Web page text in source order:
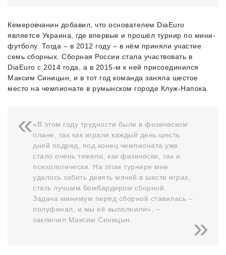
Кемеровчанин добавил, что основателем DiaEuro
является Украина, где впервые и прошёл турнир по мини-
футболу. Тогда – в 2012 году – в нём приняли участие
семь сборных. Сборная России стала участвовать в
DiaEuro c 2014 года, а в 2015-м к ней присоединился
Максим Синицын, и в тот год команда заняла шестое
место на чемпионате в румынском городе Клуж-Напока.
«В этом году трудности были в физическом
плане, так как играли каждый день шесть
дней подряд, под конец чемпионата уже
стало очень тяжело, как физически, так и
психологически. На этом турнире мне
удалось забить девять мячей в шести играх,
стать лучшим бомбардиром сборной.
Задача минимум перед сборной ставилась –
полуфинал, и мы её выполнили», –
заключил Максим Синицын.